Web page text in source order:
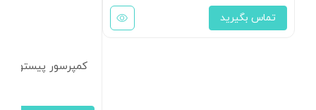
تماس بگیرید
کمپرسور پیستونی 40 اسب بخار سه فاز بیتزر مدل 6FE-44